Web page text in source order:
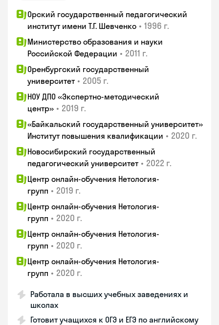
Орский государственный педагогический
институт имени Т.Г. Шевченко • 1996 г.
Министерство образования и науки
Российской Федерации • 2011 г.
Оренбургский государственный
университет • 2005 г.
НОУ ДПО «Экспертно-методический
центр» • 2019 г.
«Байкальский государственный университет»
Институт повышения квалификации • 2020 г.
Новосибирский государственный
педагогический университет • 2022 г.
Центр онлайн-обучения Нетология-
групп • 2019 г.
Центр онлайн-обучения Нетология-
групп • 2020 г.
Центр онлайн-обучения Нетология-
групп • 2020 г.
Центр онлайн-обучения Нетология-
групп • 2020 г.
Работала в высших учебных заведениях и
школах
Готовит учащихся к ОГЭ и ЕГЭ по английскому